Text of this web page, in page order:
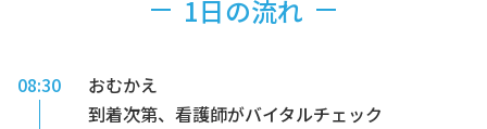
1日の流れ
08:30
おむかえ
到着次第、看護師がバイタルチェック